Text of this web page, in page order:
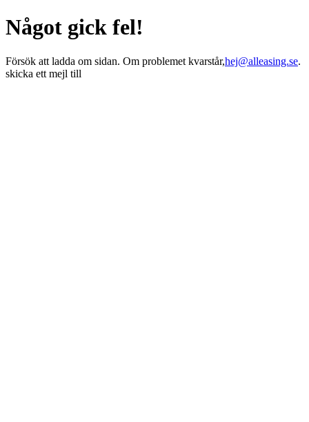
Något gick fel!
Försök att ladda om sidan. Om problemet kvarstår,hej@alleasing.se.
skicka ett mejl till